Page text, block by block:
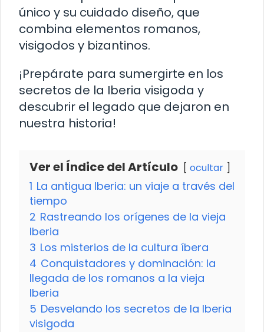
único y su cuidado diseño, que
combina elementos romanos,
visigodos y bizantinos.
¡Prepárate para sumergirte en los
secretos de la Iberia visigoda y
descubrir el legado que dejaron en
nuestra historia!
Ver el Índice del Artículo ocultar
1 La antigua Iberia: un viaje a través del
tiempo
2 Rastreando los orígenes de la vieja
Iberia
3 Los misterios de la cultura íbera
4 Conquistadores y dominación: la
llegada de los romanos a la vieja
Iberia
5 Desvelando los secretos de la Iberia
visigoda